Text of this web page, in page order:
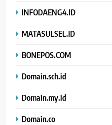
INFODAENG4.ID
MATASULSEL.ID
BONEPOS.COM
Domain.sch.id
Domain.my.id
Domain.co